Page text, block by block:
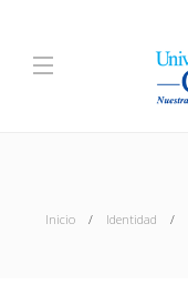
Inicio Identidad